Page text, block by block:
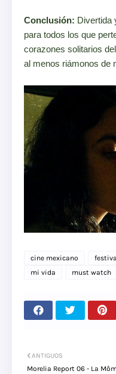
Conclusión: Divertida
para todos los que
corazones solitarios
al menos riámonos de
cine mexicano
mi vida
must watch
ANTIGUOS
Morelia Report 06 - La